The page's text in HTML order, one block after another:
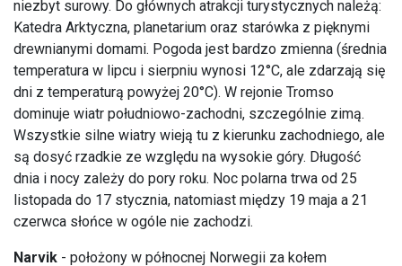
niezbyt surowy. Do głównych atrakcji turystycznych należą:
Katedra Arktyczna, planetarium oraz starówka z pięknymi
drewnianymi domami. Pogoda jest bardzo zmienna (średnia
temperatura w lipcu i sierpniu wynosi 12°C, ale zdarzają się
dni z temperaturą powyżej 20°C). W rejonie Tromso
dominuje wiatr południowo-zachodni, szczególnie zimą.
Wszystkie silne wiatry wieją tu z kierunku zachodniego, ale
są dosyć rzadkie ze względu na wysokie góry. Długość
dnia i nocy zależy do pory roku. Noc polarna trwa od 25
listopada do 17 stycznia, natomiast między 19 maja a 21
czerwca słońce w ogóle nie zachodzi.
Narvik - położony w północnej Norwegii za kołem